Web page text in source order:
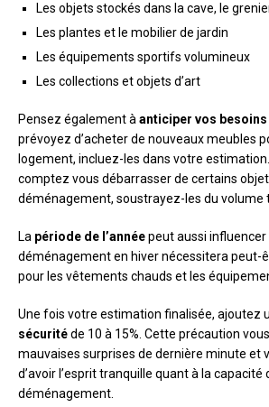
Les objets stockés dans la cave, le
Les plantes et le mobilier de jardin
Les équipements sportifs volumineux
Les collections et objets d’art
Pensez également à anticiper vos
prévoyez d’acheter de nouveaux meubles
logement, incluez-les dans votre estimation.
comptez vous débarrasser de certains
déménagement, soustrayez-les du volume
La période de l’annéepeut aussi
déménagement en hiver nécessitera peut-
pour les vêtements chauds et les
Une fois votre estimation finalisée, ajoutez
sécuritéde 10 à 15%. Cette précaution
mauvaises surprises de dernière minute et
d’avoir l’esprit tranquille quant à la capacité
déménagement.